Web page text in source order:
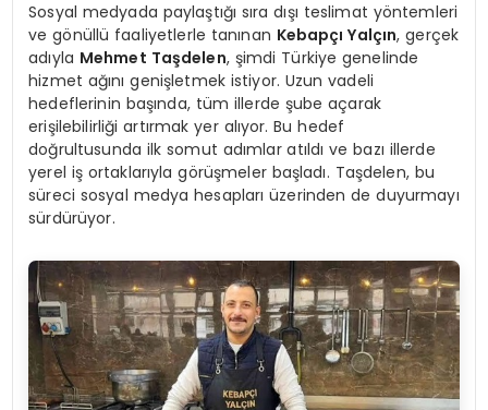
Sosyal medyada paylaştığı sıra dışı teslimat yöntemleri
ve gönüllü faaliyetlerle tanınan Kebapçı Yalçın, gerçek
adıyla Mehmet Taşdelen, şimdi Türkiye genelinde
hizmet ağını genişletmek istiyor. Uzun vadeli
hedeflerinin başında, tüm illerde şube açarak
erişilebilirliği artırmak yer alıyor. Bu hedef
doğrultusunda ilk somut adımlar atıldı ve bazı illerde
yerel iş ortaklarıyla görüşmeler başladı. Taşdelen, bu
süreci sosyal medya hesapları üzerinden de duyurmayı
sürdürüyor.